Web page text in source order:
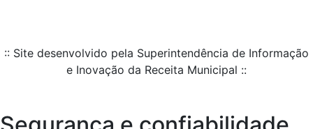
:: Site desenvolvido pela Superintendência de Informação
e Inovação da Receita Municipal ::